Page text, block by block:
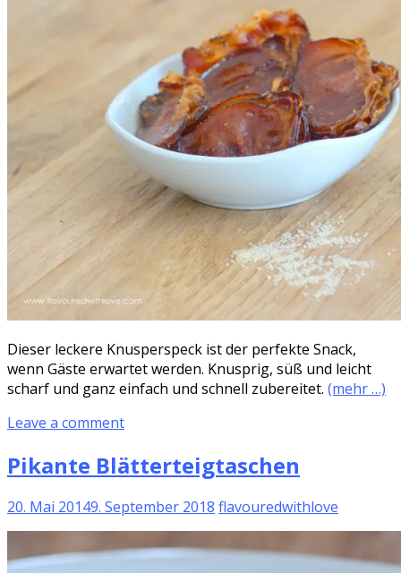
Dieser leckere Knusperspeck ist der perfekte Snack,
wenn Gäste erwartet werden. Knusprig, süß und leicht
scharf und ganz einfach und schnell zubereitet. (mehr …)
Leave a comment
Pikante Blätterteigtaschen
20. Mai 20149. September 2018 flavouredwithlove